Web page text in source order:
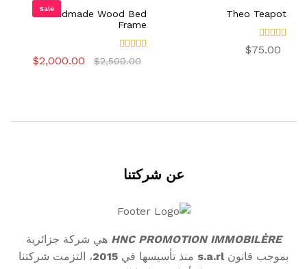
3.00
من 5
2.0
من
Sale
Handmade Wood Bed
Frame
تم التقييم
5.00
$2,500.00
السعر
$2,000.00 السعر
Theo Teapot
تم
التقييم
$75.00
عن شركتنا
HNC PROMOTION IMMOBILÈRE هي شركة جزائرية
بموجب قانونs.a.rl منذ تأسيسها في 2015، التزمت شركتنا